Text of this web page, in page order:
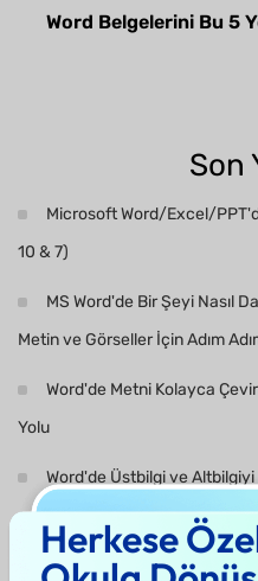
Word Belgelerini Bu 5
Son
Microsoft Word/Excel/
10 & 7)
MS Word'de Bir Şeyi Nasıl
Metin ve Görseller İçin Adım
Word'de Metni Kolayca
Yolu
Word'de Üstbilgi ve Altbilgiyi
Word Belgelerini Bu 5
Herkese